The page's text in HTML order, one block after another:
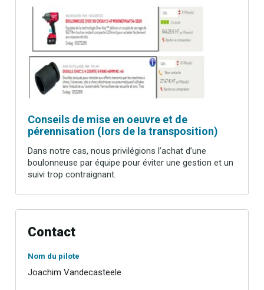
Conseils de mise en oeuvre et de
pérennisation (lors de la transposition)
Dans notre cas, nous privilégions l’achat d’une
boulonneuse par équipe pour éviter une gestion et un
suivi trop contraignant.
Contact
Nom du pilote
Joachim Vandecasteele